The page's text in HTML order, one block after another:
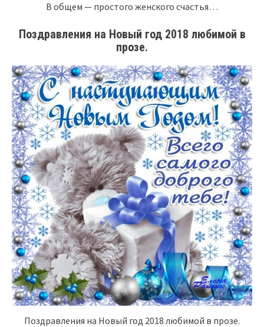
В общем — простого женского счастья…
Поздравления на Новый год 2018 любимой в
прозе.
Поздравления на Новый год 2018 любимой в прозе.